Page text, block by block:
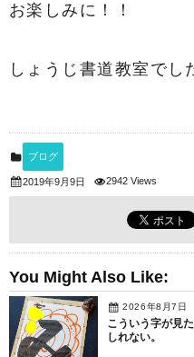
お楽しみに！！
しょうじ書道教室でし
ブログ
2019年9月9日 2942 Views
You Might Also Like:
2026年8月7日
こういう字が見
しれない。